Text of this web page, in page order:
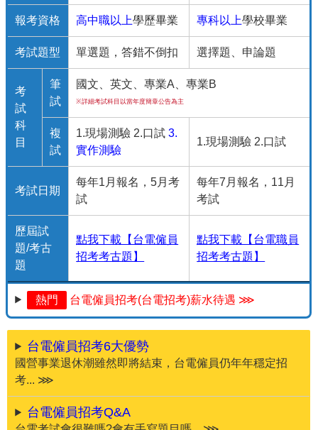
報考資格 高中職以上學歷畢業 專科以上學校畢業
考試題型 單選題，答錯不倒扣 選擇題、申論題
考
試
科
目
筆
試
國文、英文、專業A、專業B
※詳細考試科目以當年度簡章公告為主
複
試
1.現場測驗 2.口試3.
實作測驗
1.現場測驗 2.口試
考試日期
每年1月報名，5月考
試
每年7月報名，11月
考試
歷屆試
題/考古
題
點我下載【台電僱員
招考考古題】
點我下載【台電職員
招考考古題】
熱門 台電僱員招考(台電招考)薪水待遇 ⋙
台電僱員招考6大優勢
國營事業退休潮雖然即將結束，台電僱員仍年年穩定招
考... ⋙
台電僱員招考Q&A